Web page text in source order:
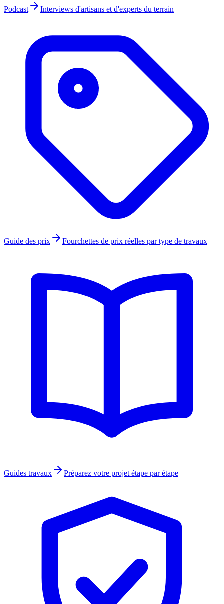
Podcast Interviews d'artisans et d'experts du terrain
Guide des prix Fourchettes de prix réelles par type de travaux
Guides travaux Préparez votre projet étape par étape